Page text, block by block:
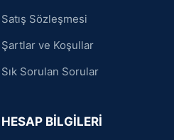
Satış Sözleşmesi
Şartlar ve Koşullar
Sık Sorulan Sorular
HESAP BİLGİLERİ